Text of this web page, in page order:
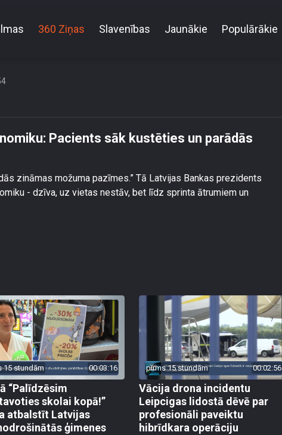
360 Ziņas Slavenības Jaunākie Populārākie
Pacients sāk kustēties un parādās
zināmas možuma pazīmes.” Tā Latvijas Bankas prezidents
- dzīva, uz vietas nestāv, bet līdz sprinta ātrumiem un
15 stundām 00:03:16
“Palīdzēsim
skolai kopā!”
atbalstīt Latvijas
ģimenes
pirms 15 stundām 00:02:56
Vācija drona incidentu
Leipcigas lidostā dēvē par
profesionāli paveiktu
hibrīdkara operāciju